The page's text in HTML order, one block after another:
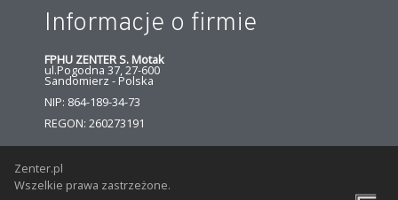
Informacje o firmie
FPHU ZENTER S. Motak
ul.Pogodna 37, 27-600
Sandomierz - Polska
NIP: 864-189-34-73
REGON: 260273191
Zenter.pl
Wszelkie prawa zastrzeżone.